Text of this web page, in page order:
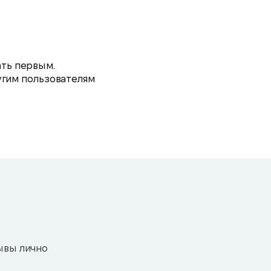
первым.
пользователям
лично